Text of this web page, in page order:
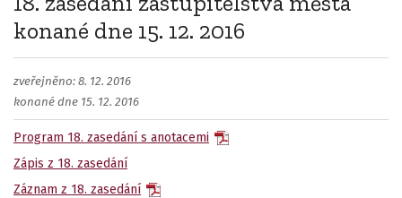
konané dne 15. 12. 2016
zveřejněno: 8. 12. 2016
konané dne 15. 12. 2016
Program 18. zasedání s anotacemi
Zápis z 18. zasedání
Záznam z 18. zasedání